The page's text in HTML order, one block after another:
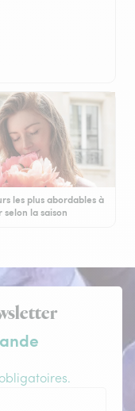
les plus abordables à
selon la saison